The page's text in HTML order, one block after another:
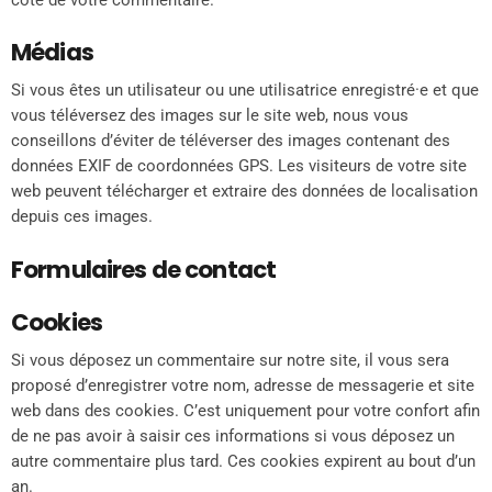
Médias
Si vous êtes un utilisateur ou une utilisatrice enregistré·e et que
vous téléversez des images sur le site web, nous vous
conseillons d’éviter de téléverser des images contenant des
données EXIF de coordonnées GPS. Les visiteurs de votre site
web peuvent télécharger et extraire des données de localisation
depuis ces images.
Formulaires de contact
Cookies
Si vous déposez un commentaire sur notre site, il vous sera
proposé d’enregistrer votre nom, adresse de messagerie et site
web dans des cookies. C’est uniquement pour votre confort afin
de ne pas avoir à saisir ces informations si vous déposez un
autre commentaire plus tard. Ces cookies expirent au bout d’un
an.